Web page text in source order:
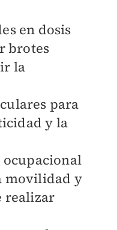
en dosis
brotes
la
para
y la
movilidad y
realizar